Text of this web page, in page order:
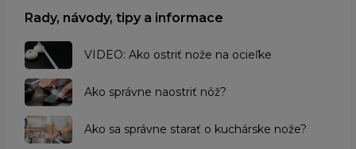
Rady, návody, tipy a informace
VIDEO: Ako ostriť nože na ocieľke
Ako správne naostriť nôž?
Ako sa správne starať o kuchárske nože?